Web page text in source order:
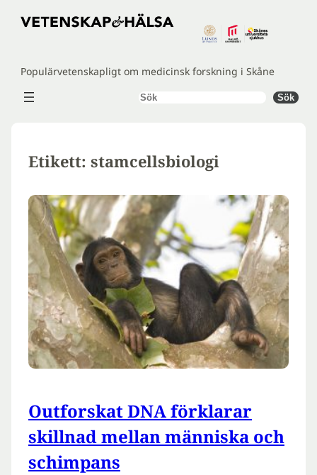
Hoppa
Populärvetenskapligt om medicinsk forskning i Skåne
Sök Sök
Etikett: stamcellsbiologi
Outforskat DNA förklarar
skillnad mellan människa och
schimpans